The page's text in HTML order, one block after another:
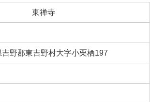
東禅寺
吉野郡東吉野村大字小栗栖197